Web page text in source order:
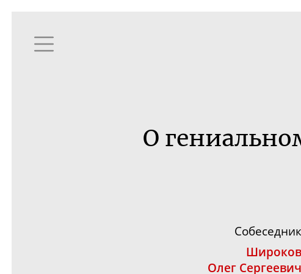
О
Собеседник
Широков
Олег Сергеевич